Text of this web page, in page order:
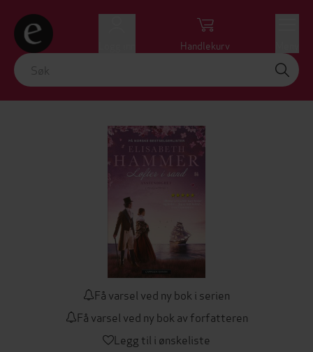
Handlekurv
Få varsel ved ny bok i serien
Få varsel ved ny bok av forfatteren
Legg til i ønskeliste